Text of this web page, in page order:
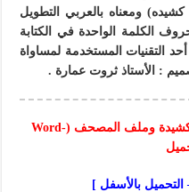
كشيده) ومعناه بالعربي التطويل
الكلمة الواحدة في الكتابة
التقنيات المستخدمة لمساواة
: الأستاذ ثروت عمارة .
خط المصحف الشريف حفص مع الكشيدة وملف المصحف (Word-
بالأسفل ]